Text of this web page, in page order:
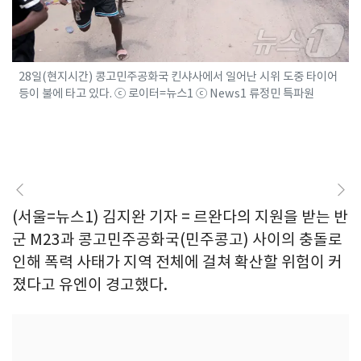
28일(현지시간) 콩고민주공화국 킨샤사에서 일어난 시위 도중 타이어
등이 불에 타고 있다. ⓒ 로이터=뉴스1 ⓒ News1 류정민 특파원
(서울=뉴스1) 김지완 기자 = 르완다의 지원을 받는 반
군 M23과 콩고민주공화국(민주콩고) 사이의 충돌로
인해 폭력 사태가 지역 전체에 걸쳐 확산할 위험이 커
졌다고 유엔이 경고했다.